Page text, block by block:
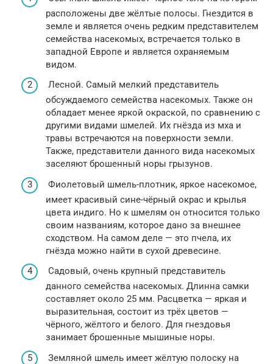
расположены две жёлтые полосы. Гнездится в
земле и является очень редким представителем
семейства насекомых, встречается только в
западной Европе и является охраняемым
видом.
Лесной. Самый мелкий представитель
обсуждаемого семейства насекомых. Также он
обладает менее яркой окраской, по сравнению с
другими видами шмелей. Их гнёзда из мха и
травы встречаются на поверхности земли.
Также, представители данного вида насекомых
заселяют брошенный норы грызунов.
Фиолетовый шмель-плотник, яркое насекомое,
имеет красивый сине-чёрный окрас и крылья
цвета индиго. Но к шмелям он относится только
своим названиям, которое дано за внешнее
сходством. На самом деле — это пчела, их
гнёзда можно найти в сухой древесине.
Садовый, очень крупный представитель
данного семейства насекомых. Длинна самки
составляет около 25 мм. Расцветка — яркая и
выразительная, состоит из трёх цветов —
чёрного, жёлтого и белого. Для гнездовья
занимает брошенные мышиные норы.
Земляной шмель имеет жёлтую полоску на